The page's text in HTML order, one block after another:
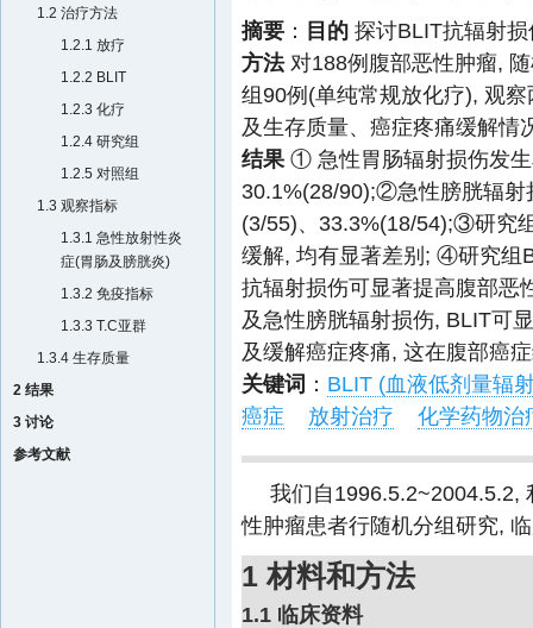
1.2 治疗方法
1.2.1 放疗
1.2.2 BLIT
1.2.3 化疗
1.2.4 研究组
1.2.5 对照组
1.3 观察指标
1.3.1 急性放射性炎
症(胃肠及膀胱炎)
1.3.2 免疫指标
1.3.3 T.C亚群
1.3.4 生存质量
2 结果
3 讨论
参考文献
摘要 ： 目的 探讨BLIT抗辐射
方法对188例腹部恶性肿瘤,
组90例(单纯常规放化疗), 观
及生存质量、癌症疼痛缓解情
结果 ① 急性胃肠辐射损伤发
30.1%(28/90);②急性膀胱辐射
(3/55)、33.3%(18/54);③研究
缓解, 均有显著差别; ④研究组
抗辐射损伤可显著提高腹部恶
及急性膀胱辐射损伤, BLIT可
及缓解癌症疼痛, 这在腹部癌
关键词 ： BLIT (血液低剂量辐
癌症
放射治疗 化学药物治
我们自1996.5.2~2004.5.2,
性肿瘤患者行随机分组研究,
1 材料和方法
1.1 临床资料